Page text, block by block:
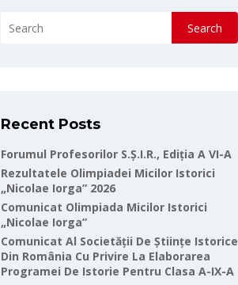
Search
Recent Posts
Forumul Profesorilor S.Ș.I.R., Ediția A VI-A
Rezultatele Olimpiadei Micilor Istorici
„Nicolae Iorga” 2026
Comunicat Olimpiada Micilor Istorici
„Nicolae Iorga”
Comunicat Al Societății De Științe Istorice
Din România Cu Privire La Elaborarea
Programei De Istorie Pentru Clasa A-IX-A